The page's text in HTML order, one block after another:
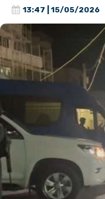
13:47 | 15/05/2026